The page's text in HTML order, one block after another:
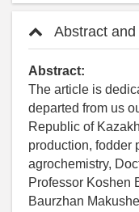
Abstract
Abstract:
The article is
departed from us
Republic of
production, fodder
agrochemistry,
Professor Koshen
Baurzhan